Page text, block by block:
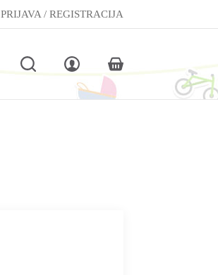
PRIJAVA / REGISTRACIJA
Shopping
cart